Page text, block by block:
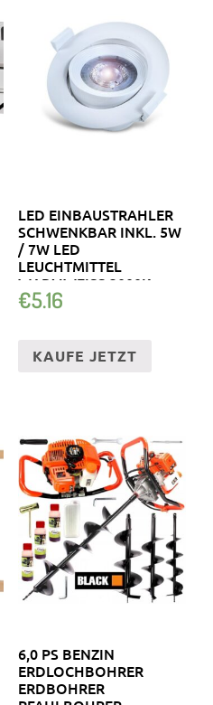
LED EINBAUSTRAHLER
SCHWENKBAR INKL. 5W
/ 7W LED
LEUCHTMITTEL
WARMWEISS 3000K 4
00LM …
€5.16
KAUFE JETZT
6,0 PS BENZIN
ERDLOCHBOHRER
ERDBOHRER